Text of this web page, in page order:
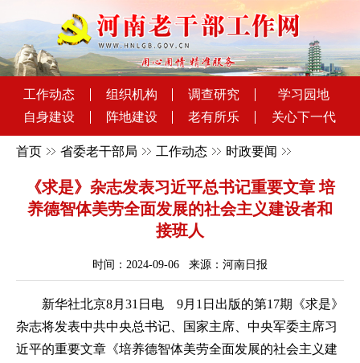
工作动态 组织机构 调查研究
学习园地
自身建设
阵地建设 老有所乐 关心下一代
首页 省委老干部局 工作动态 时政要闻
《求是》杂志发表习近平总书记重要文章 培
养德智体美劳全面发展的社会主义建设者和
接班人
时间：2024-09-06 来源：河南日报
新华社北京8月31日电 9月1日出版的第17期《求是》
杂志将发表中共中央总书记、国家主席、中央军委主席习
近平的重要文章《培养德智体美劳全面发展的社会主义建